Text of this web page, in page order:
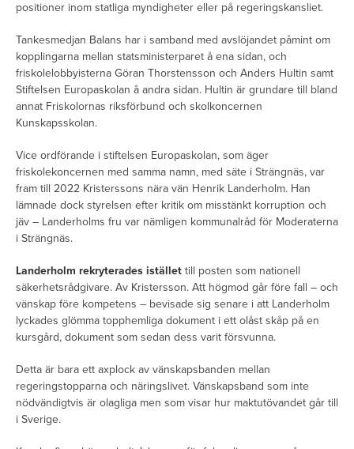
positioner inom statliga myndigheter eller på regeringskansliet.
Tankesmedjan Balans har i samband med avslöjandet påmint om
kopplingarna mellan statsministerparet å ena sidan, och
friskolelobbyisterna Göran Thorstensson och Anders Hultin samt
Stiftelsen Europaskolan å andra sidan. Hultin är grundare till bland
annat Friskolornas riksförbund och skolkoncernen
Kunskapsskolan.
Vice ordförande i stiftelsen Europaskolan, som äger
friskolekoncernen med samma namn, med säte i Strängnäs, var
fram till 2022 Kristerssons nära vän Henrik Landerholm. Han
lämnade dock styrelsen efter kritik om misstänkt korruption och
jäv – Landerholms fru var nämligen kommunalråd för Moderaterna
i Strängnäs.
Landerholm rekryterades istället till posten som nationell
säkerhetsrådgivare. Av Kristersson. Att högmod går före fall – och
vänskap före kompetens – bevisade sig senare i att Landerholm
lyckades glömma topphemliga dokument i ett olåst skåp på en
kursgård, dokument som sedan dess varit försvunna.
Detta är bara ett axplock av vänskapsbanden mellan
regeringstopparna och näringslivet. Vänskapsband som inte
nödvändigtvis är olagliga men som visar hur maktutövandet går till
i Sverige.